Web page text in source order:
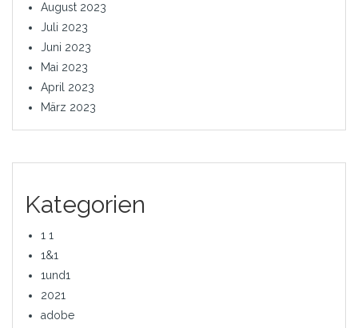
August 2023
Juli 2023
Juni 2023
Mai 2023
April 2023
März 2023
Kategorien
1 1
1&1
1und1
2021
adobe